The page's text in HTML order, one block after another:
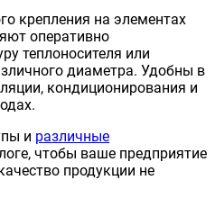
крепления на элементах
оперативно
теплоносителя или
диаметра. Удобны в
кондиционирования и
и различные
чтобы ваше предприятие
продукции не